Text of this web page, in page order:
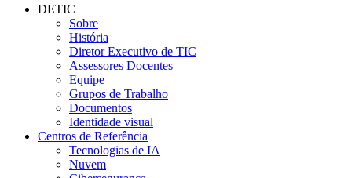
DETIC
Sobre
História
Diretor Executivo de TIC
Assessores Docentes
Equipe
Grupos de Trabalho
Documentos
Identidade visual
Centros de Referência
Tecnologias de IA
Nuvem